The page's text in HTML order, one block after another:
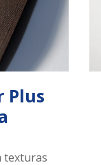
Plus
texturas